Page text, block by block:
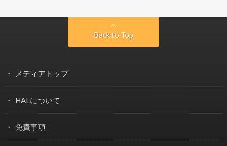
Back to Top
メディアトップ
HALについて
免責事項